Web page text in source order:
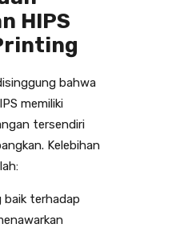
HIPS
bahwa
memiliki
tersendiri
Kelebihan
baik terhadap